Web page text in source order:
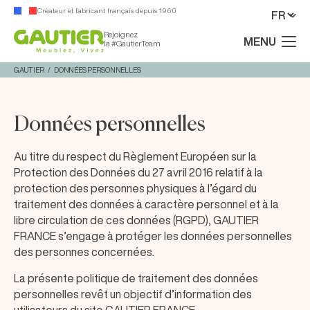
Créateur et fabricant français depuis 1960
Rejoignez
la #GautierTeam
MENU
GAUTIER DONNÉES PERSONNELLES
Données personnelles
Au titre du respect du Règlement Européen sur la
Protection des Données du 27 avril 2016 relatif à la
protection des personnes physiques à l’égard du
traitement des données à caractère personnel et à la
libre circulation de ces données (RGPD), GAUTIER
FRANCE s’engage à protéger les données personnelles
des personnes concernées.
La présente politique de traitement des données
personnelles revêt un objectif d’information des